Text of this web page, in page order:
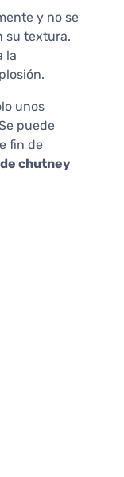
y no se
su textura.
la
unos
puede
fin de
chutney